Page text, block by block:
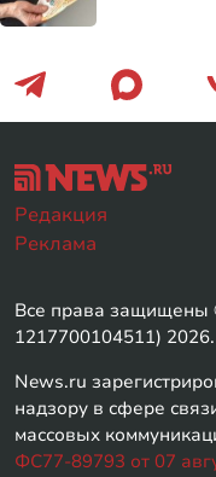
Редакция
Реклама
Все права
1217700104511) 2026.
News.ru
надзору в сфере
массовых
ФС77-89793 от 07